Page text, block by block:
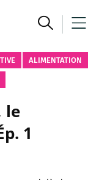
ALIMENTATION
le
1